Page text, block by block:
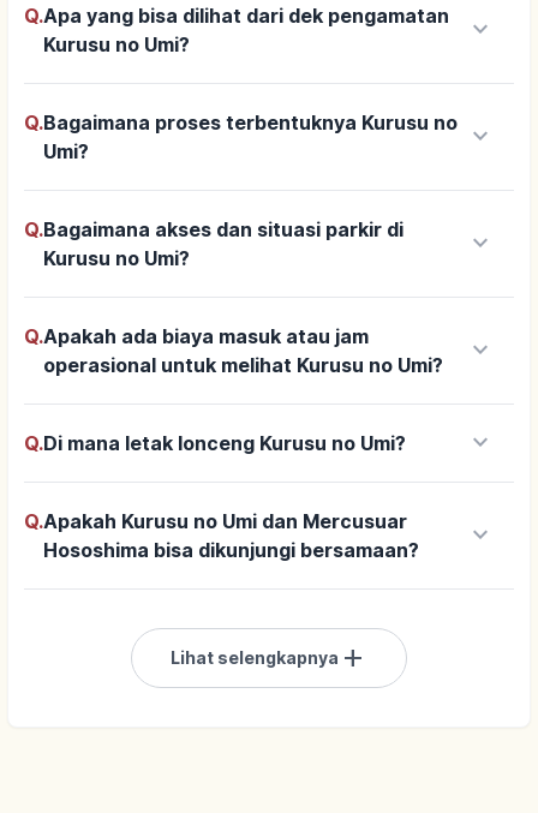
Q.Apa yang bisa dilihat dari dek pengamatan
Kurusu no Umi?
keyboard_arrow_down
Q.Bagaimana proses terbentuknya Kurusu no
Umi?
keyboard_arrow_down
Q.Bagaimana akses dan situasi parkir di
Kurusu no Umi?
keyboard_arrow_down
Q.Apakah ada biaya masuk atau jam
operasional untuk melihat Kurusu no Umi?
keyboard_arrow_down
Q.Di mana letak lonceng Kurusu no Umi? keyboard_arrow_down
Q.Apakah Kurusu no Umi dan Mercusuar
Hososhima bisa dikunjungi bersamaan?
keyboard_arrow_down
Lihat selengkapnya add